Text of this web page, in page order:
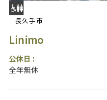
長久手市
Linimo
公休日 :
全年無休